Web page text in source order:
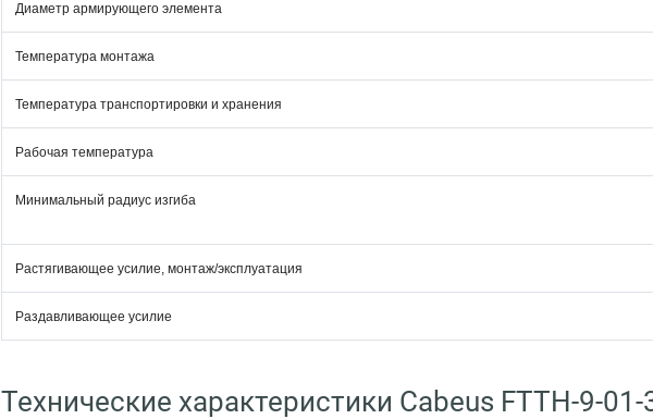
Диаметр армирующего элемента
Температура монтажа
Температура транспортировки и хранения
Рабочая температура
Минимальный радиус изгиба
Растягивающее усилие, монтаж/эксплуатация
Раздавливающее усилие
Технические характеристики Cabeus FTTH-9-01-